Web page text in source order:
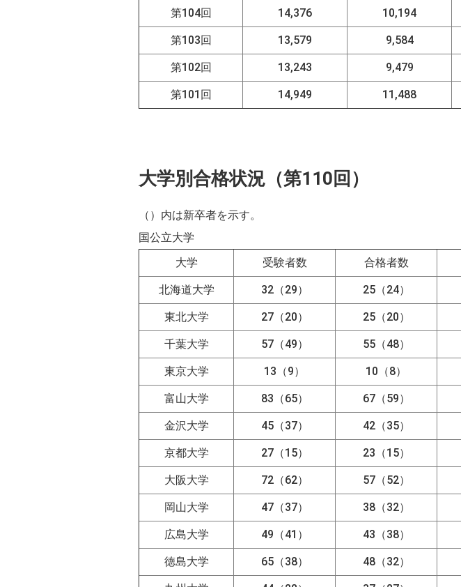
第104回 14,376 10,194
第103回 13,579 9,584
第102回 13,243 9,479
第101回 14,949 11,488
大学別合格状況（第110回）
（）内は新卒者を示す。
国公立大学
大学
受験者数 合格者数
北海道大学 32（29） 25（24）
東北大学 27（20） 25（20）
千葉大学 57（49） 55（48）
東京大学 13（9） 10（8）
富山大学 83（65） 67（59）
金沢大学 45（37） 42（35）
京都大学 27（15） 23（15）
大阪大学 72（62） 57（52）
岡山大学 47（37） 38（32）
広島大学 49（41） 43（38）
徳島大学 65（38） 48（32）